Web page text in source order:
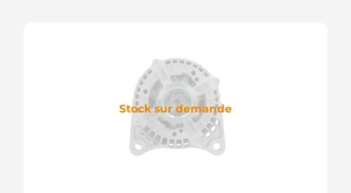
Stock sur demande